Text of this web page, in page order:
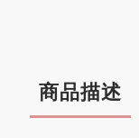
商品描述